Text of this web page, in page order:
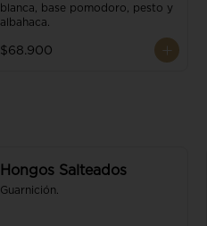
blanca, base pomodoro, pesto y
albahaca.
$68.900
Hongos Salteados
Guarnición.